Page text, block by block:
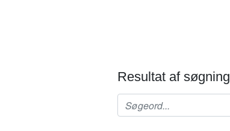
Resultat af søgning